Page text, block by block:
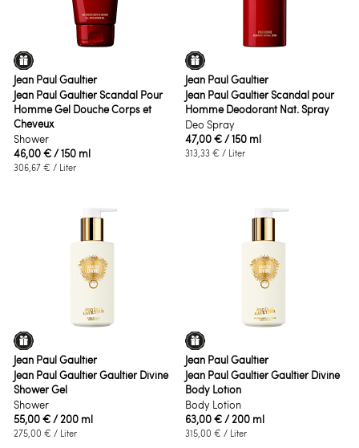
Jean Paul Gaultier
Jean Paul Gaultier Scandal Pour
Homme Gel Douche Corps et
Cheveux
Shower
46,00 €/ 150 ml
306,67 € / Liter
Jean Paul Gaultier
Jean Paul Gaultier Scandal pour
Homme Deodorant Nat. Spray
Deo Spray
47,00 €/ 150 ml
313,33 € / Liter
Jean Paul Gaultier
Jean Paul Gaultier Gaultier Divine
Shower Gel
Shower
55,00 €/ 200 ml
275,00 € / Liter
Jean Paul Gaultier
Jean Paul Gaultier Gaultier Divine
Body Lotion
Body Lotion
63,00 €/ 200 ml
315,00 € / Liter